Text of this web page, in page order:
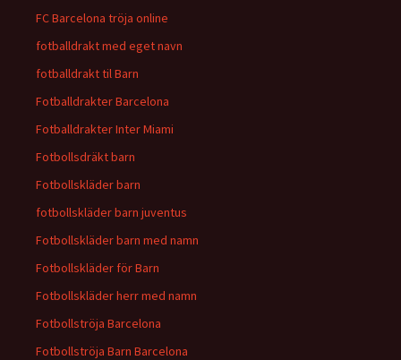
FC Barcelona tröja online
fotballdrakt med eget navn
fotballdrakt til Barn
Fotballdrakter Barcelona
Fotballdrakter Inter Miami
Fotbollsdräkt barn
Fotbollskläder barn
fotbollskläder barn juventus
Fotbollskläder barn med namn
Fotbollskläder för Barn
Fotbollskläder herr med namn
Fotbollströja Barcelona
Fotbollströja Barn Barcelona